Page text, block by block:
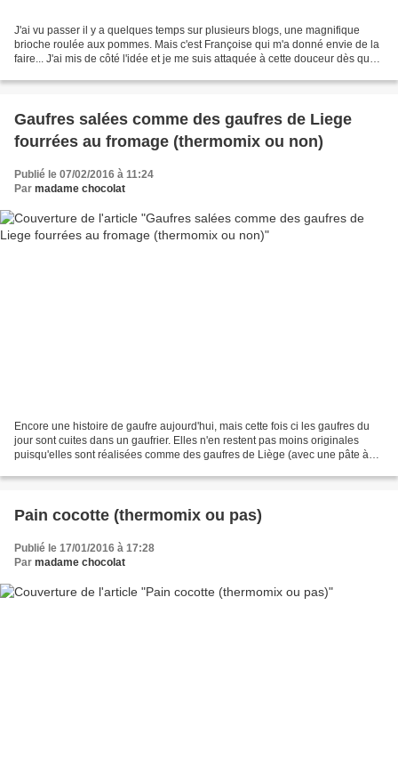
J'ai vu passer il y a quelques temps sur plusieurs blogs, une magnifique
brioche roulée aux pommes. Mais c'est Françoise qui m'a donné envie de la
faire... J'ai mis de côté l'idée et je me suis attaquée à cette douceur dès que
Gaufres salées comme des gaufres de Liege
fourrées au fromage (thermomix ou non)
Publié le 07/02/2016 à 11:24
Par madame chocolat
Encore une histoire de gaufre aujourd'hui, mais cette fois ci les gaufres du
jour sont cuites dans un gaufrier. Elles n'en restent pas moins originales
puisqu'elles sont réalisées comme des gaufres de Liège (avec une pâte à
Pain cocotte (thermomix ou pas)
Publié le 17/01/2016 à 17:28
Par madame chocolat